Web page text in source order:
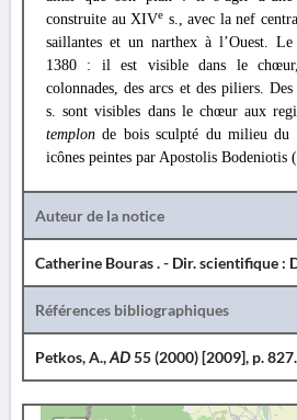
construite au XIVe s., avec la nef
saillantes et un narthex à l’Ouest.
1380 : il est visible dans le
colonnades, des arcs et des piliers.
s. sont visibles dans le chœur aux
templon de bois sculpté du milieu
icônes peintes par Apostolis Bodeniotis
Auteur de la notice
Catherine Bouras . - Dir. scientifique :
Références bibliographiques
Petkos, A.,AD55 (2000) [2009], p. 827.